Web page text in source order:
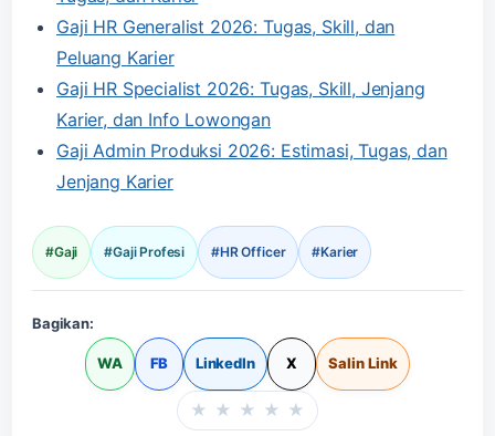
Gaji HR Generalist 2026: Tugas, Skill, dan
Peluang Karier
Gaji HR Specialist 2026: Tugas, Skill, Jenjang
Karier, dan Info Lowongan
Gaji Admin Produksi 2026: Estimasi, Tugas, dan
Jenjang Karier
#Gaji #Gaji Profesi #HR Officer #Karier
Bagikan:
WA FB LinkedIn X Salin Link
Beri rating halaman
★ ★ ★ ★ ★